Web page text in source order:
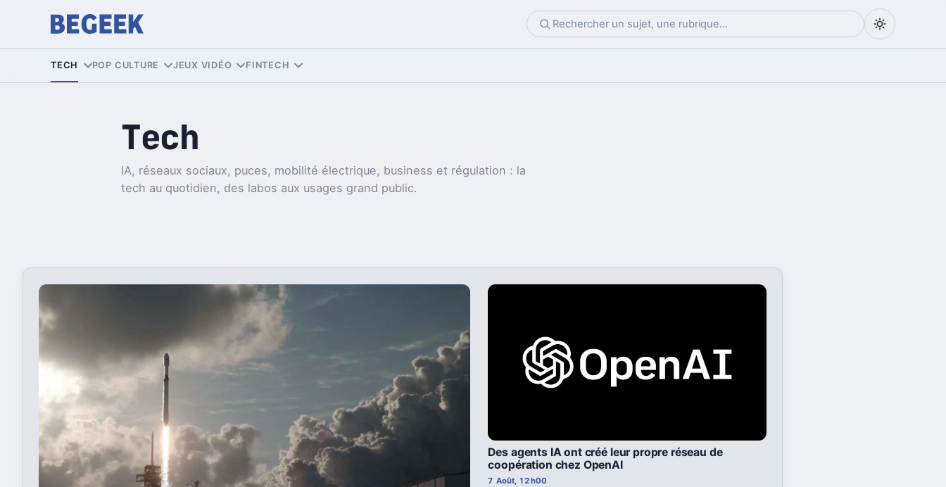
TECH POP CULTURE JEUX VIDÉO FINTECH
Tech
IA, réseaux sociaux, puces, mobilité électrique, business et régulation : la
tech au quotidien, des labos aux usages grand public.
Des agents IA ont créé leur propre réseau de
coopération chez OpenAI
7 Août, 12h00